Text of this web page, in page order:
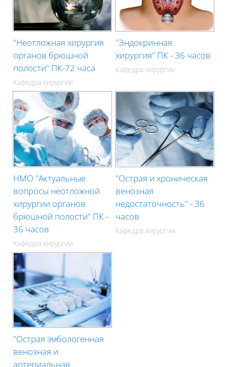
"Неотложная хирургия
органов брюшной
полости" ПК-72 часа
Кафедра хирургии
"Эндокринная
хирургия" ПК - 36 часов
Кафедра хирургии
НМО "Актуальные
вопросы неотложной
хирургии органов
брюшной полости" ПК -
36 часов
Кафедра хирургии
"Острая и хроническая
венозная
недостаточность" - 36
часов
Кафедра хирургии
"Острая эмбологенная
венозная и
артериальная